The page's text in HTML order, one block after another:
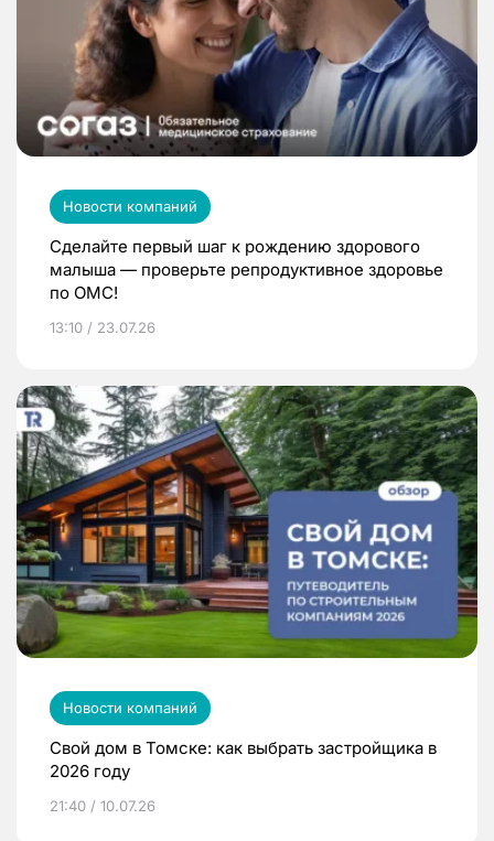
Новости компаний
Сделайте первый шаг к рождению здорового
малыша — проверьте репродуктивное здоровье
по ОМС!
13:10 / 23.07.26
Новости компаний
Свой дом в Томске: как выбрать застройщика в
2026 году
21:40 / 10.07.26